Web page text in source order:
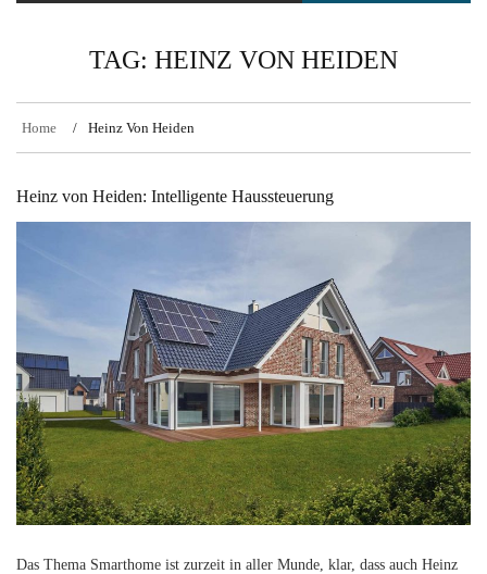
TAG: HEINZ VON HEIDEN
Home Heinz Von Heiden
Heinz von Heiden: Intelligente Haussteuerung
Das Thema Smarthome ist zurzeit in aller Munde, klar, dass auch Heinz